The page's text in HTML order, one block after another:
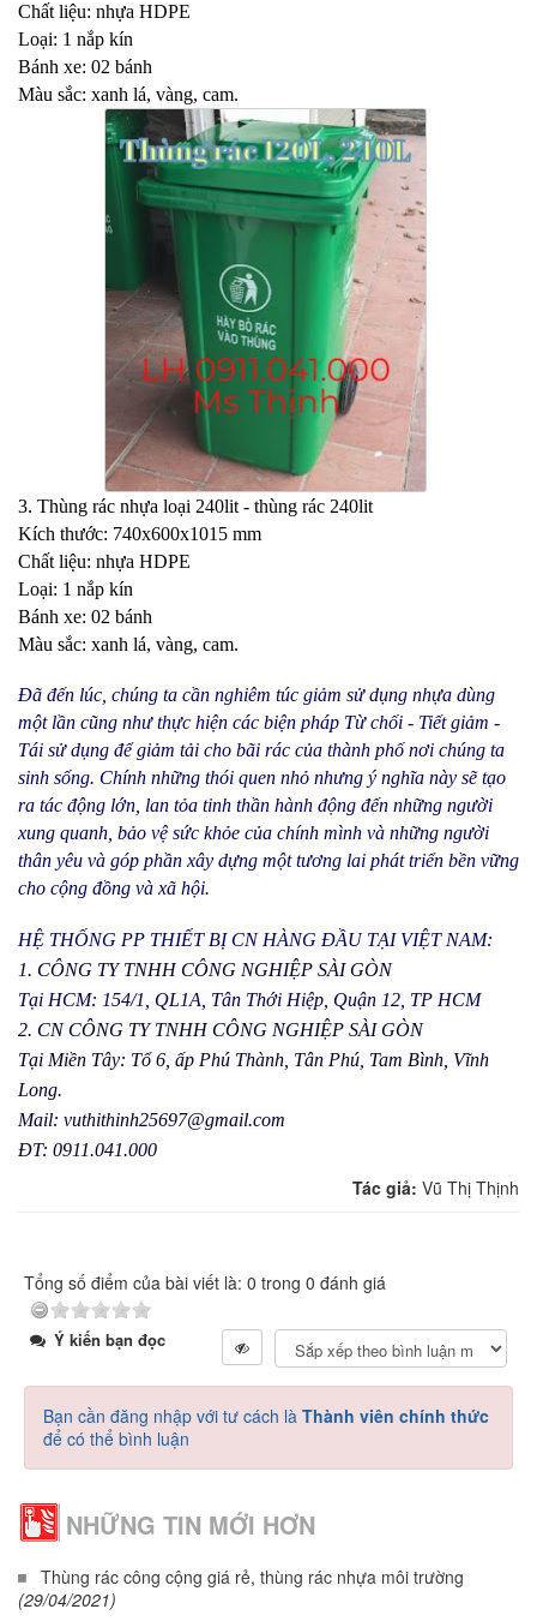
Chất liệu: nhựa HDPE
Loại: 1 nắp kín
Bánh xe: 02 bánh
Màu sắc: xanh lá, vàng, cam.
3. Thùng rác nhựa loại 240lit - thùng rác 240lit
Kích thước: 740x600x1015 mm
Chất liệu: nhựa HDPE
Loại: 1 nắp kín
Bánh xe: 02 bánh
Màu sắc: xanh lá, vàng, cam.
Đã đến lúc, chúng ta cần nghiêm túc giảm sử dụng nhựa dùng
một lần cũng như thực hiện các biện pháp Từ chối - Tiết giảm -
Tái sử dụng để giảm tải cho bãi rác của thành phố nơi chúng ta
sinh sống. Chính những thói quen nhỏ nhưng ý nghĩa này sẽ tạo
ra tác động lớn, lan tỏa tinh thần hành động đến những người
xung quanh, bảo vệ sức khỏe của chính mình và những người
thân yêu và góp phần xây dựng một tương lai phát triển bền vững
cho cộng đồng và xã hội.
HỆ THỐNG PP THIẾT BỊ CN HÀNG ĐẦU TẠI VIỆT NAM:
1. CÔNG TY TNHH CÔNG NGHIỆP SÀI GÒN
Tại HCM: 154/1, QL1A, Tân Thới Hiệp, Quận 12, TP HCM
2. CN CÔNG TY TNHH CÔNG NGHIỆP SÀI GÒN
Tại Miền Tây: Tổ 6, ấp Phú Thành, Tân Phú, Tam Bình, Vĩnh
Long.
Mail: vuthithinh25697@gmail.com
ĐT: 0911.041.000
Tác giả: Vũ Thị Thịnh
Tổng số điểm của bài viết là: 0 trong 0 đánh giá
Ý kiến bạn đọc
Bạn cần đăng nhập với tư cách là Thành viên chính thức
để có thể bình luận
NHỮNG TIN MỚI HƠN
Thùng rác công cộng giá rẻ, thùng rác nhựa môi trường
(29/04/2021)